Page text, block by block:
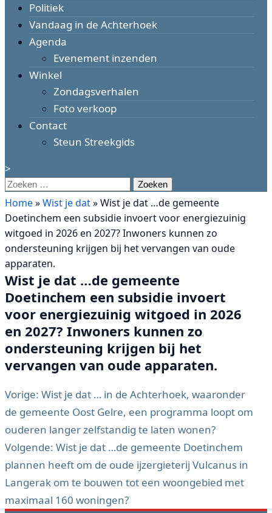
Politiek
Vandaag in de Achterhoek
Agenda
Evenement inzenden
Winkel
Zondagsverhalen
Foto verkoop
Contact
Steun Streekgids
>
Zoeken
naar:
Home»Wist je dat»Wist je dat …de gemeente
Doetinchem een subsidie invoert voor energiezuinig
witgoed in 2026 en 2027? Inwoners kunnen zo
ondersteuning krijgen bij het vervangen van oude
apparaten.
Wist je dat …de gemeente
Doetinchem een subsidie invoert
voor energiezuinig witgoed in 2026
en 2027? Inwoners kunnen zo
ondersteuning krijgen bij het
vervangen van oude apparaten.
Bericht
navigatie
Vorige: Wist je dat … in de Achterhoek, waaronder
de gemeente Oost Gelre, een programma loopt om
ouderen langer zelfstandig te laten wonen?
Volgende: Wist je dat …de gemeente Doetinchem
plannen heeft om de oude ijzergieterij Vulcanus in
Langerak om te bouwen tot een woongebied met
maximaal 160 woningen?